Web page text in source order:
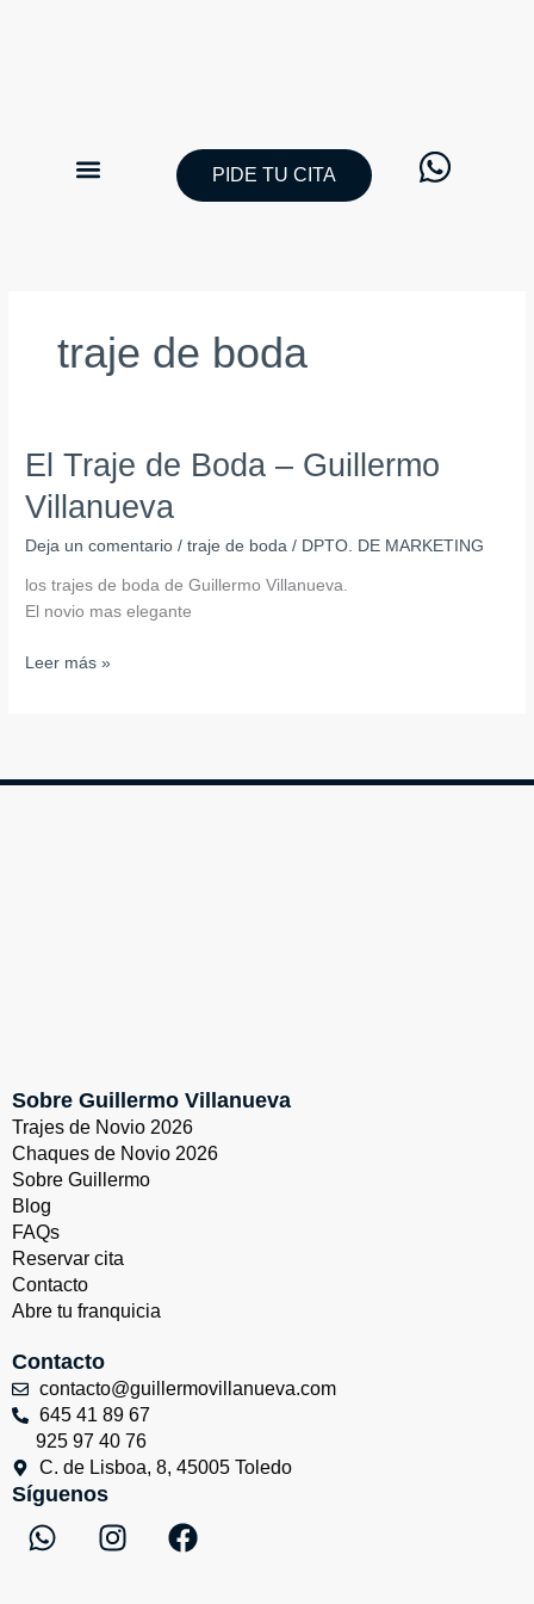
PIDE TU CITA
traje de boda
El Traje de Boda – Guillermo
Villanueva
Deja un comentario /traje de boda / DPTO. DE MARKETING
los trajes de boda de Guillermo Villanueva.
El novio mas elegante
El
Traje
de
Guillermo
Villanueva
Leer más »
Sobre Guillermo Villanueva
Trajes de Novio 2026
Chaques de Novio 2026
Sobre Guillermo
Blog
FAQs
Reservar cita
Contacto
Abre tu franquicia
Contacto
contacto@guillermovillanueva.com
645 41 89 67
925 97 40 76
C. de Lisboa, 8, 45005 Toledo
Síguenos
W
h
I
n
F
a